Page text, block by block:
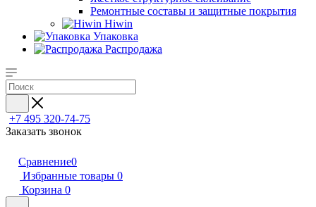
Ремонтные составы и защитные покрытия
Hiwin
Упаковка
Распродажа
+7 495 320-74-75
Заказать звонок
Сравнение0
Избранные товары 0
Корзина 0